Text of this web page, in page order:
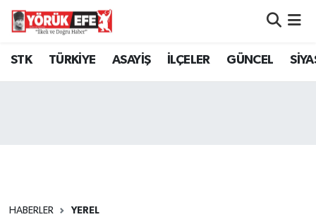
STK TÜRKİYE ASAYİŞ İLÇELER GÜNCEL
HABERLER YEREL
Aydın Nöbetçi Eczaneler